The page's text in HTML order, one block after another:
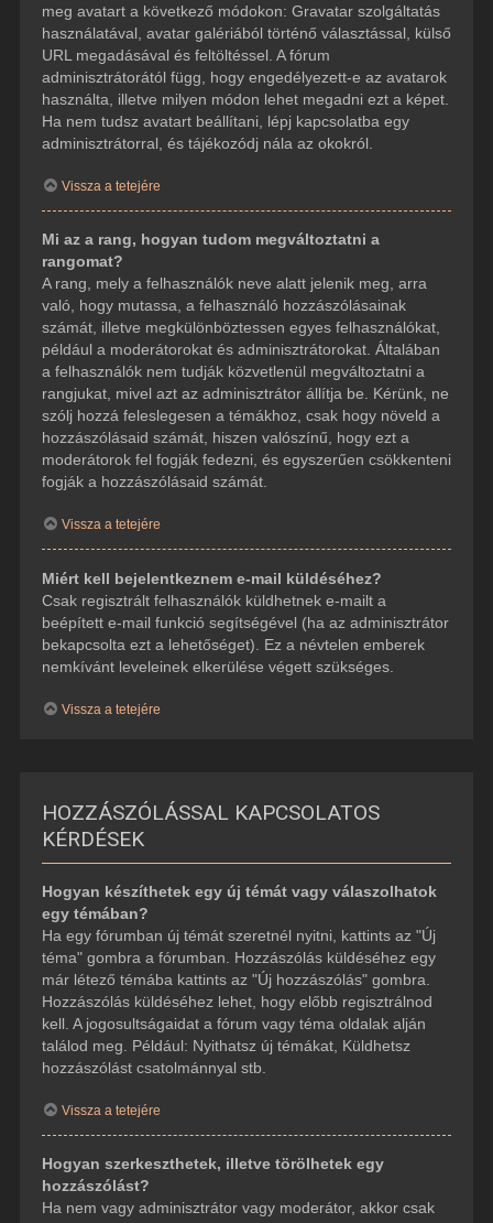
meg avatart a következő módokon: Gravatar szolgáltatás
használatával, avatar galériából történő választással, külső
URL megadásával és feltöltéssel. A fórum
adminisztrátorától függ, hogy engedélyezett-e az avatarok
használta, illetve milyen módon lehet megadni ezt a képet.
Ha nem tudsz avatart beállítani, lépj kapcsolatba egy
adminisztrátorral, és tájékozódj nála az okokról.
Vissza a tetejére
Mi az a rang, hogyan tudom megváltoztatni a
rangomat?
A rang, mely a felhasználók neve alatt jelenik meg, arra
való, hogy mutassa, a felhasználó hozzászólásainak
számát, illetve megkülönböztessen egyes felhasználókat,
például a moderátorokat és adminisztrátorokat. Általában
a felhasználók nem tudják közvetlenül megváltoztatni a
rangjukat, mivel azt az adminisztrátor állítja be. Kérünk, ne
szólj hozzá feleslegesen a témákhoz, csak hogy növeld a
hozzászólásaid számát, hiszen valószínű, hogy ezt a
moderátorok fel fogják fedezni, és egyszerűen csökkenteni
fogják a hozzászólásaid számát.
Vissza a tetejére
Miért kell bejelentkeznem e-mail küldéséhez?
Csak regisztrált felhasználók küldhetnek e-mailt a
beépített e-mail funkció segítségével (ha az adminisztrátor
bekapcsolta ezt a lehetőséget). Ez a névtelen emberek
nemkívánt leveleinek elkerülése végett szükséges.
Vissza a tetejére
HOZZÁSZÓLÁSSAL KAPCSOLATOS
KÉRDÉSEK
Hogyan készíthetek egy új témát vagy válaszolhatok
egy témában?
Ha egy fórumban új témát szeretnél nyitni, kattints az "Új
téma" gombra a fórumban. Hozzászólás küldéséhez egy
már létező témába kattints az "Új hozzászólás" gombra.
Hozzászólás küldéséhez lehet, hogy előbb regisztrálnod
kell. A jogosultságaidat a fórum vagy téma oldalak alján
találod meg. Például: Nyithatsz új témákat, Küldhetsz
hozzászólást csatolmánnyal stb.
Vissza a tetejére
Hogyan szerkeszthetek, illetve törölhetek egy
hozzászólást?
Ha nem vagy adminisztrátor vagy moderátor, akkor csak